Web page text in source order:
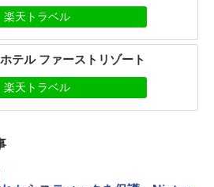
楽天トラベル
テル ファーストリゾート
楽天トラベル